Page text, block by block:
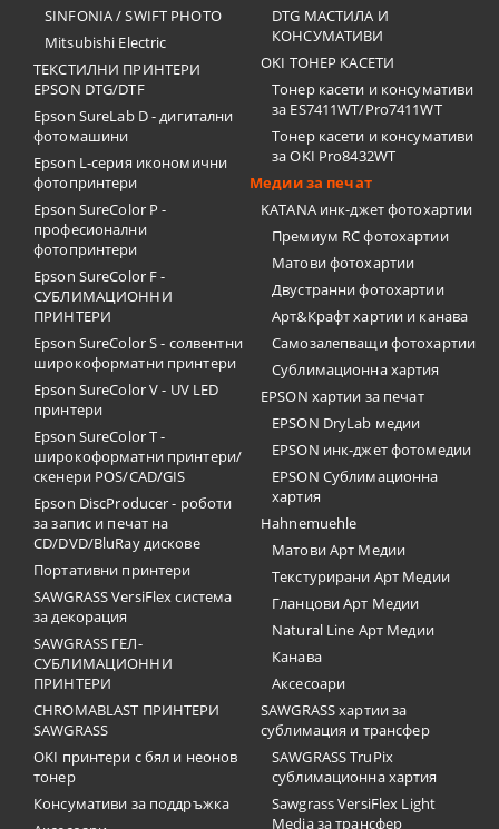
SINFONIA / SWIFT PHOTO
Mitsubishi Electric
ТЕКСТИЛНИ ПРИНТЕРИ
EPSON DTG/DTF
Epson SureLab D - дигитални
фотомашини
Epson L-серия икономични
фотопринтери
Epson SureColor P -
професионални
фотопринтери
Epson SureColor F -
СУБЛИМАЦИОННИ
ПРИНТЕРИ
Epson SureColor S - солвентни
широкоформатни принтери
Epson SureColor V - UV LED
принтери
Epson SureColor T -
широкоформатни принтери/
скенери POS/CAD/GIS
Epson DiscProducer - роботи
за запис и печат на
CD/DVD/BluRay дискове
Портативни принтери
SAWGRASS VersiFlex система
за декорация
SAWGRASS ГЕЛ-
СУБЛИМАЦИОННИ
ПРИНТЕРИ
CHROMABLAST ПРИНТЕРИ
SAWGRASS
OKI принтери с бял и неонов
тонер
Консумативи за поддръжка
DTG МАСТИЛА И
КОНСУМАТИВИ
OKI ТОНЕР КАСЕТИ
Тонер касети и консумативи
за ES7411WT/Pro7411WT
Тонер касети и консумативи
за OKI Pro8432WT
Медии за печат
KATANA инк-джет фотохартии
Премиум RC фотохартии
Матови фотохартии
Двустранни фотохартии
Арт&Крафт хартии и канава
Самозалепващи фотохартии
Сублимационна хартия
EPSON хартии за печат
EPSON DryLab медии
EPSON инк-джет фотомедии
EPSON Сублимационна
хартия
Hahnemuehle
Матови Арт Медии
Текстурирани Арт Медии
Гланцови Арт Медии
Natural Line Арт Медии
Канава
Аксесоари
SAWGRASS хартии за
сублимация и трансфер
SAWGRASS TruPix
сублимационна хартия
Sawgrass VersiFlex Light
Media за трансфер